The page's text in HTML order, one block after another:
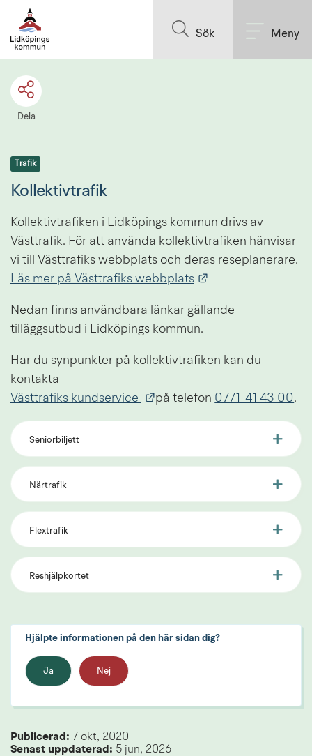
Sök Meny
Dela
Trafik
Kollektivtrafik
Kollektivtrafiken i Lidköpings kommun drivs av
Västtrafik. För att använda kollektivtrafiken hänvisar
Läs mer på Västtrafiks webbplats
Nedan finns användbara länkar gällande
tilläggsutbud i Lidköpings kommun.
Har du synpunkter på kollektivtrafiken kan du
kontakta
Västtrafiks kundservice
Länk till annan webbplats.
på telefon 0771-41 43 00.
Seniorbiljett
Närtrafik
Flextrafik
Reshjälpkortet
Hjälpte informationen på den här sidan dig?
Ja Nej
Publicerad: 7 okt, 2020
Senast uppdaterad: 5 jun, 2026